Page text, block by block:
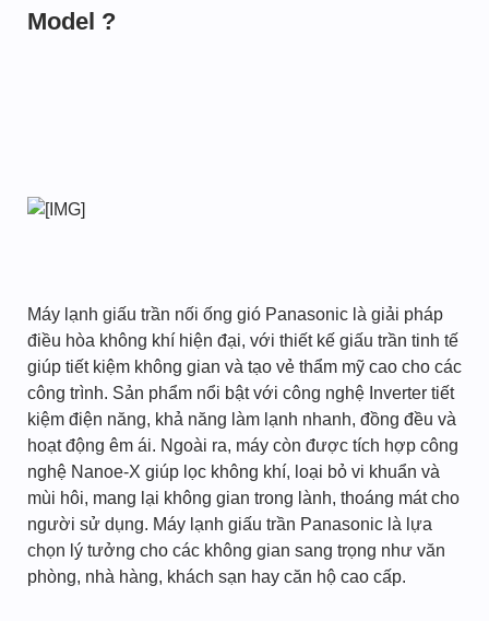
Model ?
Máy lạnh giấu trần nối ống gió Panasonic là giải pháp
điều hòa không khí hiện đại, với thiết kế giấu trần tinh tế
giúp tiết kiệm không gian và tạo vẻ thẩm mỹ cao cho các
công trình. Sản phẩm nổi bật với công nghệ Inverter tiết
kiệm điện năng, khả năng làm lạnh nhanh, đồng đều và
hoạt động êm ái. Ngoài ra, máy còn được tích hợp công
nghệ Nanoe-X giúp lọc không khí, loại bỏ vi khuẩn và
mùi hôi, mang lại không gian trong lành, thoáng mát cho
người sử dụng. Máy lạnh giấu trần Panasonic là lựa
chọn lý tưởng cho các không gian sang trọng như văn
phòng, nhà hàng, khách sạn hay căn hộ cao cấp.